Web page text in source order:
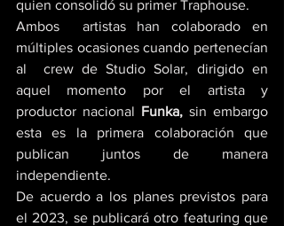
quien consolidó su primer Traphouse.
Ambos  artistas han colaborado en
múltiples ocasiones cuando pertenecían
al  crew de Studio Solar, dirigido en
aquel momento por el artista y
productor nacional Funka, sin embargo
esta es la primera colaboración que
publican juntos de manera
independiente.
De acuerdo a los planes previstos para
el 2023, se publicará otro featuring que